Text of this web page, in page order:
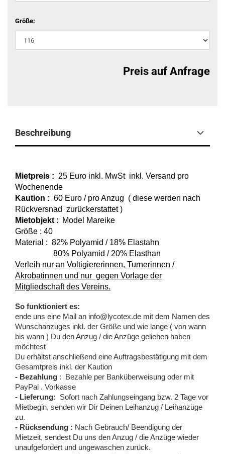
Größe:
Preis auf Anfrage
Beschreibung
Mietpreis : 25 Euro inkl. MwSt inkl. Versand pro
Wochenende
Kaution : 60 Euro / pro Anzug ( diese werden nach
Rückversnad zurückerstattet )
Mietobjekt : Model Mareike
Größe : 40
Material : 82% Polyamid / 18% Elastahn
80% Polyamid / 20% Elasthan
Verleih nur an Voltigiererinnen, Turnerinnen /
Akrobatinnen und nur gegen Vorlage der
Mitgliedschaft des Vereins.
So funktioniert es:
ende uns eine Mail an info@lycotex.de mit dem Namen des
Wunschanzuges inkl. der Größe und wie lange ( von wann
bis wann ) Du den Anzug / die Anzüge geliehen haben
möchtest
Du erhältst anschließend eine Auftragsbestätigung mit dem
Gesamtpreis inkl. der Kaution
- Bezahlung : Bezahle per Banküberweisung oder mit
PayPal . Vorkasse
- Lieferung: Sofort nach Zahlungseingang bzw. 2 Tage vor
Mietbegin, senden wir Dir Deinen Leihanzug / Leihanzüge
zu.
- Rücksendung : Nach Gebrauch/ Beendigung der
Mietzeit, sendest Du uns den Anzug / die Anzüge wieder
unaufgefordert und ungewaschen zurück.